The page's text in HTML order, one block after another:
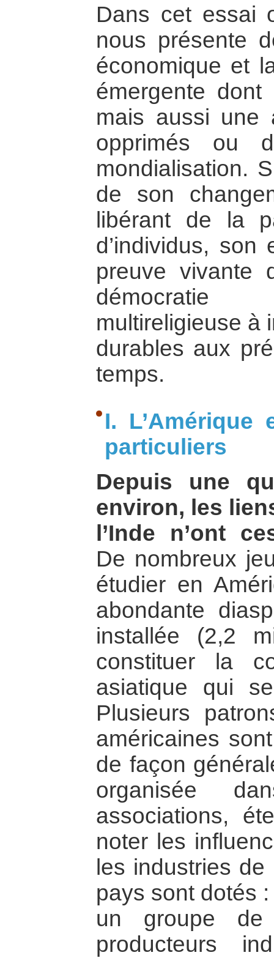
Dans cet essai
nous présente
économique et
émergente
mais aussi une
opprimés ou
mondialisation.
de son
libérant de la
d’individus, son
preuve vivante
démocratie
multireligieuse à
durables aux
temps.
I. L’Amérique
particuliers
Depuis une
environ, les
l’Inde n’ont
De nombreux
étudier en
abondante
installée (2,2
constituer la
asiatique qui
Plusieurs
américaines
de façon
organisée
associations,
noter les
les industries de
pays sont dotés
un groupe
producteurs